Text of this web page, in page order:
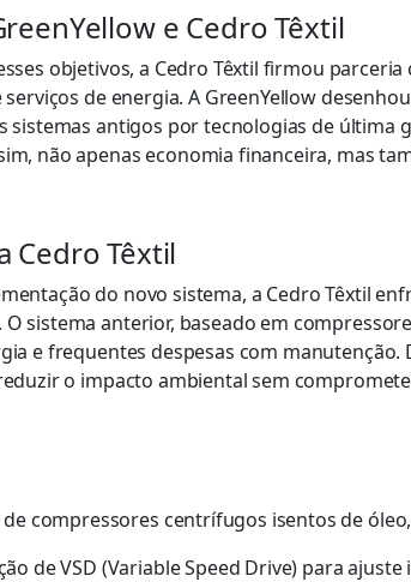
e Cedro Têxtil
objetivos, a Cedro Têxtil firmou parceria
serviços de energia. A GreenYellow
sistemas antigos por tecnologias de última
não apenas economia financeira, mas
Cedro Têxtil
do novo sistema, a Cedro Têxtil
O sistema anterior, baseado em
e frequentes despesas com
o impacto ambiental sem
compressores centrífugos isentos de
de VSD (Variable Speed Drive) para